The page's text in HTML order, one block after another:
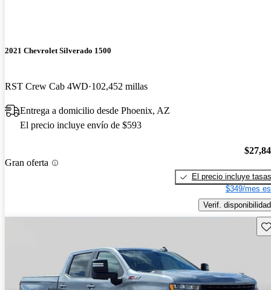
2021 Chevrolet Silverado 1500
RST Crew Cab 4WD 102,452 millas
Entrega a domicilio desde Phoenix, AZ
El precio incluye envío de $593
Gran oferta
El precio incluye tasas
$349/mes
Verif. disponibilidad